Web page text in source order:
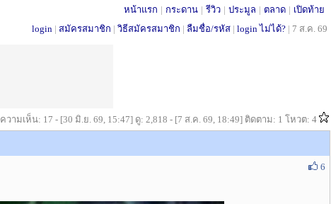
หน้าแรก | กระดาน | รีวิว | ประมูล | ตลาด | เปิดท้าย
login | สมัครสมาชิก | วิธีสมัครสมาชิก | ลืมชื่อ/รหัส | login ไม่ได้? | 7 ส.ค. 69
ความเห็น: 17 - [30 มิ.ย. 69, 15:47] ดู: 2,818 - [7 ส.ค. 69, 18:49] ติดตาม: 1 โหวต: 4
6